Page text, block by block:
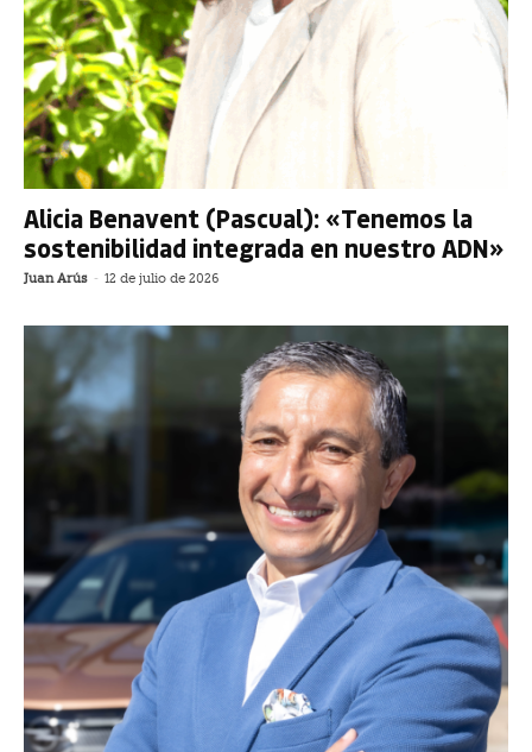
Alicia Benavent (Pascual): «Tenemos la
sostenibilidad integrada en nuestro ADN»
Juan Arús - 12 de julio de 2026